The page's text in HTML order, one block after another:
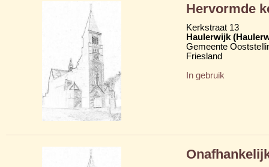
Hervormde
Kerkstraat 13
Haulerwijk
Gemeente
Friesland
In gebruik